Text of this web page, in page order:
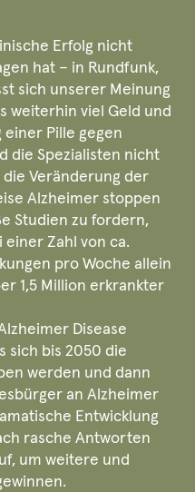
Erfolg nicht
hat – in Rundfunk,
sich unserer Meinung
weiterhin viel Geld und
Pille gegen
die Spezialisten nicht
Veränderung der
Alzheimer stoppen
Studien zu fordern,
Zahl von ca.
pro Woche allein
1,5 Million erkrankter
Disease
sich bis 2050 die
werden und dann
an Alzheimer
Entwicklung
rasche Antworten
um weitere und